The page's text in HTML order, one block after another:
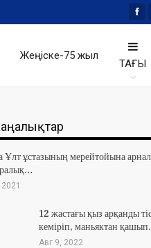
Жеңіске-75 жыл
ТАҒЫ
Ұлт ұстазының мерейтойына
12 жастағы қыз арқанды
кеміріп, маньяктан
Авг 9, 2022